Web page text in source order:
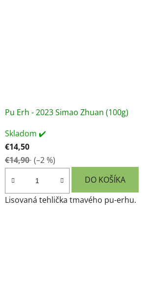
Pu Erh - 2023 Simao Zhuan (100g)
Skladom ✔️
€14,50
€14,90 (–2 %)
DO KOŠÍKA
Lisovaná tehlička tmavého pu-erhu.